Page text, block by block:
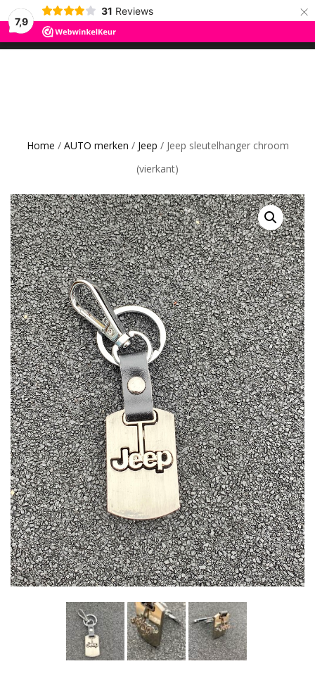
7,9
31 Reviews ×
ROS TRADING
CAR GADGETS AND WANNAHAVES
MENU
Home / AUTO merken / Jeep / Jeep sleutelhanger chroom
(vierkant)